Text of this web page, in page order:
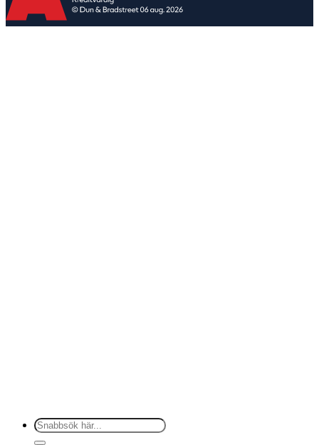
Sök
efter: